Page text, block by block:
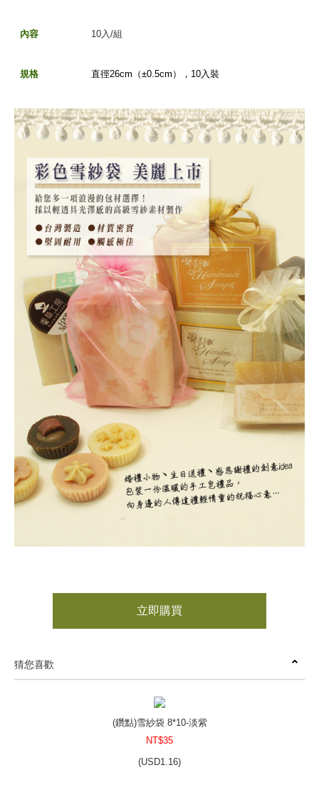
內容 10入/組
規格 直徑26cm（±0.5cm ），10入裝
立即購買
猜您喜歡
(鑽點)雪紗袋 8*10-淡紫
NT$35
(USD1.16)